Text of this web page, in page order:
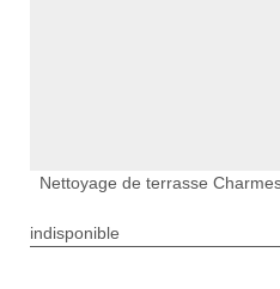
Nettoyage de terrasse
indisponible